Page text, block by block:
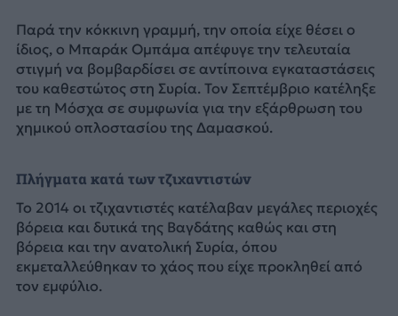
Παρά την κόκκινη γραμμή, την οποία είχε θέσει ο
ίδιος, ο Μπαράκ Ομπάμα απέφυγε την τελευταία
στιγμή να βομβαρδίσει σε αντίποινα εγκαταστάσεις
του καθεστώτος στη Συρία. Τον Σεπτέμβριο κατέληξε
με τη Μόσχα σε συμφωνία για την εξάρθρωση του
χημικού οπλοστασίου της Δαμασκού.
Πλήγματα κατά των τζιχαντιστών
Το 2014 οι τζιχαντιστές κατέλαβαν μεγάλες περιοχές
βόρεια και δυτικά της Βαγδάτης καθώς και στη
βόρεια και την ανατολική Συρία, όπου
εκμεταλλεύθηκαν το χάος που είχε προκληθεί από
τον εμφύλιο.